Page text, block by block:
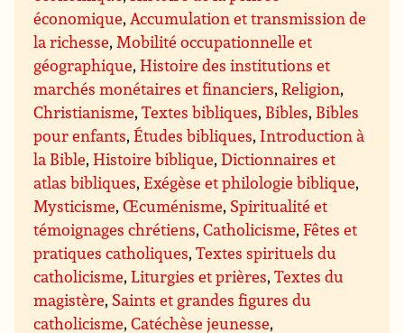
économique, Accumulation et transmission de
la richesse, Mobilité occupationnelle et
géographique,Histoire des institutions et
marchés monétaires et financiers,Religion,
Christianisme,Textes bibliques, Bibles, Bibles
pour enfants,Études bibliques, Introduction à
la Bible,Histoire biblique,Dictionnaires et
atlas bibliques,Exégèse et philologie biblique,
Mysticisme,Œcuménisme, Spiritualité et
témoignages chrétiens,Catholicisme,Fêtes et
pratiques catholiques,Textes spirituels du
catholicisme,Liturgies et prières,Textes du
magistère, Saints et grandes figures du
catholicisme,Catéchèse jeunesse,